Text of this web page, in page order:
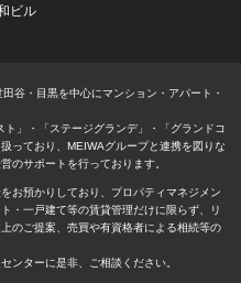
ビル
谷・目黒を中心にマンション・アパート・
」・「ステージグランデ」・「グランドコ
っており、MEIWAグループと連携を図りな
のサポートを行っております。
お預かりしており、プロパティマネジメン
・一戸建て等の賃貸管理だけに限らず、リ
のご提案、売買や有資格者による相続等の
ンターに是非、ご相談ください。